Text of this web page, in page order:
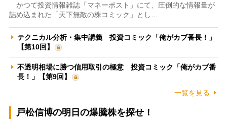
かつて投資情報雑誌「マネーポスト」にて、圧倒的な情報量が
詰め込まれた「天下無敵の株コミック」とし…
テクニカル分析・集中講義 投資コミック「俺がカブ番長！」
【第10回】
不透明相場に勝つ信用取引の極意 投資コミック「俺がカブ番
長！」【第9回】
一覧を見る
戸松信博の明日の爆騰株を探せ！